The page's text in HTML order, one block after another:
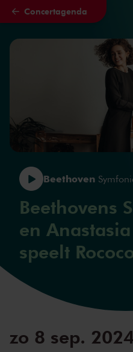
Naar hoofdcontent
Concertagenda
Beethoven
Beethovens
en
speelt
zo 8 sep. 2024